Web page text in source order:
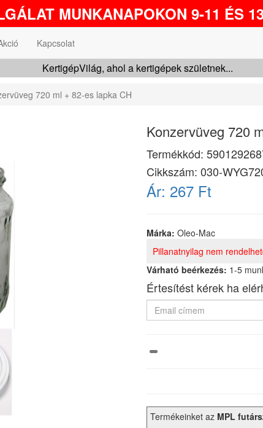
MUNKANAPOKON 9-11 ÉS
Kapcsolat
KertigépVilág, ahol a kertigépek születnek...
720 ml + 82-es lapka CH
Konzervüveg 720
Termékkód:
Cikkszám: 030-
Ár: 267 Ft
Márka: Oleo-Mac
Pillanatnyilag nem
Várható beérkezés: 1-5
Értesítést kérek ha
Termékeinket az MPL